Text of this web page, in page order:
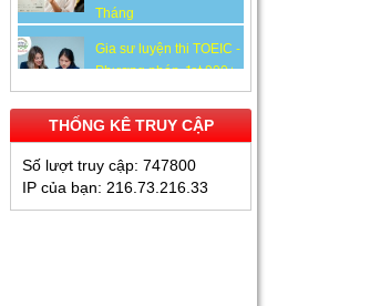
Tháng
Gia sư luyện thi TOEIC -
Phương pháp đạt 900+
điểm nhanh nhất
Gia Sư Piano Cho Trẻ
Kinh Nghiệm Đi Gia Sư
THỐNG KÊ TRUY CẬP
Số lượt truy cập: 747800
IP của bạn: 216.73.216.33